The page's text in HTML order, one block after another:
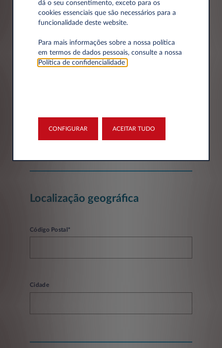
Dados da empresa
Empresa*
Localização geográfica
Código Postal*
Cidade
dá o seu consentimento, exceto para os
cookies essenciais que são necessários para a
funcionalidade deste website.
Para mais informações sobre a nossa política
em termos de dados pessoais, consulte a nossa
Política de confidencialidade
CONFIGURAR ACEITAR TUDO